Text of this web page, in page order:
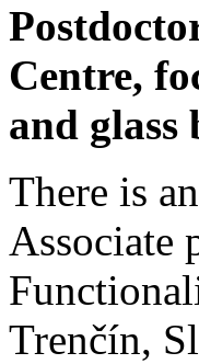
Centre,
and glass
There is
Associate
Trenčín,